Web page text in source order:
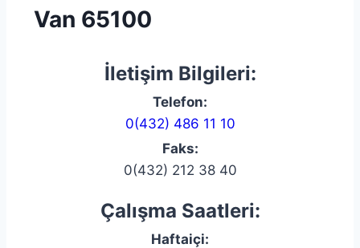
Van 65100
İletişim Bilgileri:
Telefon:
0(432) 486 11 10
Faks:
0(432) 212 38 40
Çalışma Saatleri:
Haftaiçi: